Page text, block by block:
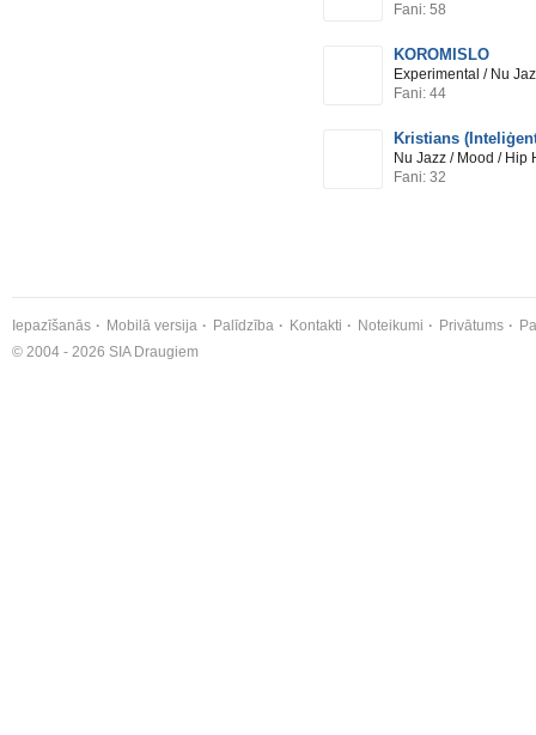
Fani: 58
KOROMISLO
Experimental / Nu
Fani: 44
Kristians
Nu Jazz / Mood / Hip
Fani: 32
Iepazīšanās Mobilā versija Palīdzība Kontakti Noteikumi Privātums
© 2004 - 2026 SIA Draugiem